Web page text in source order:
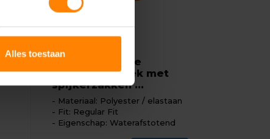
Alles toestaan
Accelerate Safe
driekwart broek met
spijkerzakken ...
Materiaal: Polyester / elastaan
Fit: Regular Fit
Eigenschap: Waterafstotend